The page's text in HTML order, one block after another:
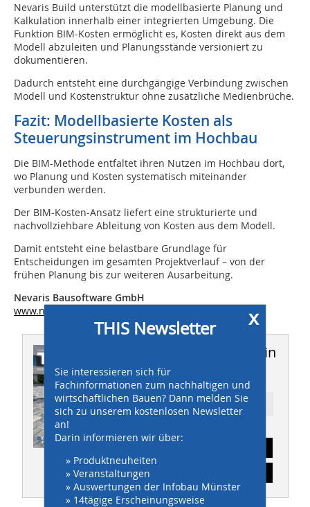
Nevaris Build unterstützt die modellbasierte Planung und
Kalkulation innerhalb einer integrierten Umgebung. Die
Funktion BIM-Kosten ermöglicht es, Kosten direkt aus dem
Modell abzuleiten und Planungsstände versioniert zu
dokumentieren.
Dadurch entsteht eine durchgängige Verbindung zwischen
Modell und Kostenstruktur ohne zusätzliche Medienbrüche.
Fazit: Modellbasierte Kosten als
Steuerungs­instrument im Hochbau
Die BIM-Methode entfaltet ihren Nutzen im Hochbau dort,
wo Planung und Kosten systematisch miteinander
verbunden werden.
Der BIM-Kosten-Ansatz liefert eine strukturierte und
nachvollziehbare Ableitung von Kosten aus dem Modell.­
Damit entsteht eine belastbare Grundlage für
Entscheidungen im gesamten Projektverlauf – von der
frühen Planung bis zur weiteren Ausarbeitung.
Nevaris Bausoftware GmbH
www.nevaris.com
Dieser Artikel erschien in
THIS 6-7/2026
Ressort: BAUMANAGEMENT
x
THIS Newsletter
Sie interessieren sich für
Fachinformationen zum nachhaltigen und
wirtschaftlichen Bauen? Dann melden Sie
sich zu unserem kostenlosen Newsletter
an!
Darin informieren wir über:
» Produktneuheiten
» Veranstaltungen
» Auswertungen der Infobau Münster
» 14tägige Erscheinungsweise